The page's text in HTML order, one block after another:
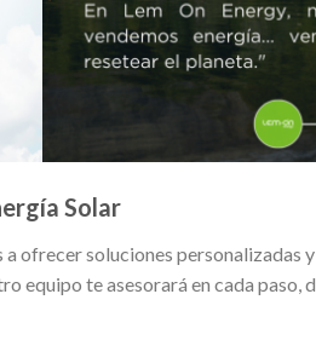
Solar
a ofrecer soluciones personalizadas
equipo te asesorará en cada paso,